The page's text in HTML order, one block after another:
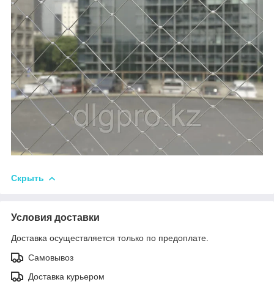
Скрыть
Условия доставки
Доставка осуществляется только по предоплате.
Самовывоз
Доставка курьером